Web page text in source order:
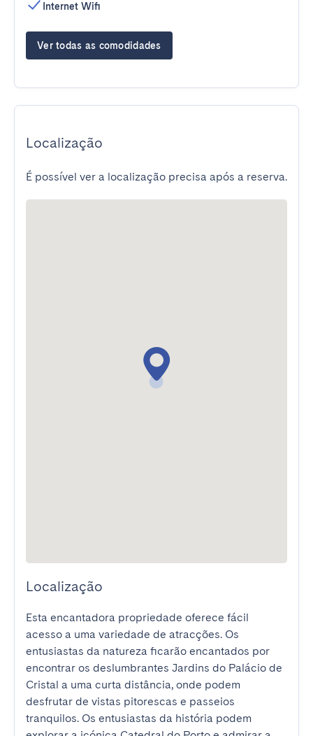
Internet Wifi
Ver todas as comodidades
Localização
É possível ver a localização precisa após a reserva.
Localização
Esta encantadora propriedade oferece fácil
acesso a uma variedade de atracções. Os
entusiastas da natureza ficarão encantados por
encontrar os deslumbrantes Jardins do Palácio de
Cristal a uma curta distância, onde podem
desfrutar de vistas pitorescas e passeios
tranquilos. Os entusiastas da história podem